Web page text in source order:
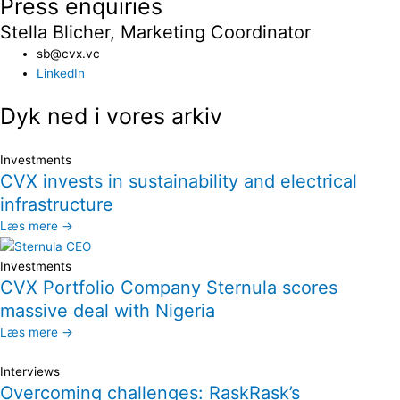
Press enquiries
Stella Blicher, Marketing Coordinator
sb@cvx.vc​
LinkedIn
Dyk ned i vores arkiv
Investments
CVX invests in sustainability and electrical
infrastructure
Læs mere →
Investments
CVX Portfolio Company Sternula scores
massive deal with Nigeria
Læs mere →
Interviews
Overcoming challenges: RaskRask’s